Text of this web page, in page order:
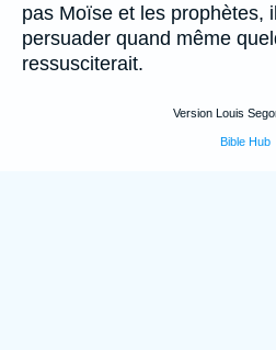
pas Moïse et les prophètes,
persuader quand même
ressusciterait.
Version Louis
Bible Hub